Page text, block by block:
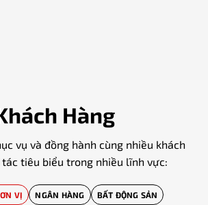
Hàng
vụ và đồng hành cùng nhiều khách
tác tiêu biểu trong nhiều lĩnh vực:
VỊ NGÂN HÀNG BẤT ĐỘNG SẢN